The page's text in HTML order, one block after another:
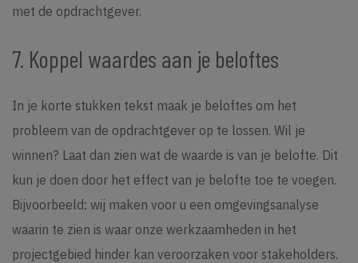
met de opdrachtgever.
7. Koppel waardes aan je beloftes
In je korte stukken tekst maak je beloftes om het
probleem van de opdrachtgever op te lossen. Wil je
winnen? Laat dan zien wat de waarde is van je belofte. Dit
kun je doen door het effect van je belofte toe te voegen.
Bijvoorbeeld: wij maken voor u een omgevingsanalyse
waarin te zien is waar onze werkzaamheden in het
projectgebied hinder kan veroorzaken voor stakeholders.